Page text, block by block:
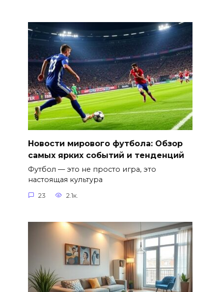
Новости мирового футбола: Обзор
самых ярких событий и тенденций
Футбол — это не просто игра, это
настоящая культура
23 2.1к.